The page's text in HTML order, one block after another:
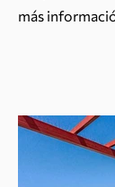
más